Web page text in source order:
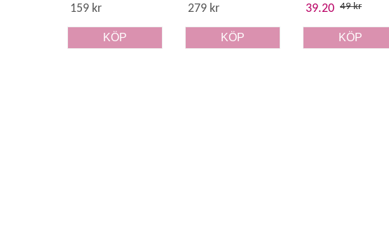
159 kr
KÖP
279 kr
KÖP
39.20 49 kr
KÖP